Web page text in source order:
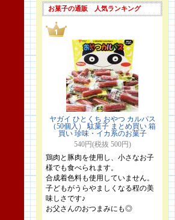
お菓子の通販 人気ランキング
ヤガイ ひとくち おやつ カルパス
（50個入） 駄菓子 まとめ買い 箱
買い 珍味・イカ系のお菓子
540円(税抜 500円)
鶏肉と豚肉を使用し、小さなお子
様でも食べられます。
合成着色料も使用していません。
子どもがうらやましくなる程の美
味しさです♪
お父さんのおつまみにも◎